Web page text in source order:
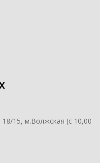
15, м.Волжская (с 10,00